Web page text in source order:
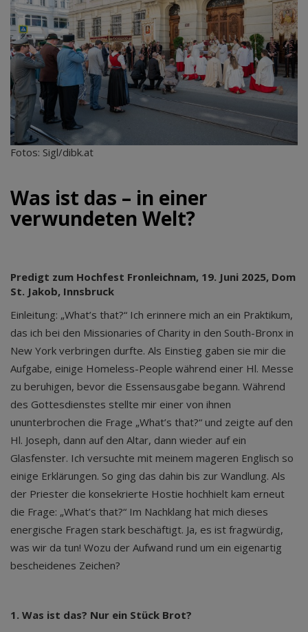
Fotos: Sigl/dibk.at
Was ist das – in einer
verwundeten Welt?
Predigt zum Hochfest Fronleichnam, 19. Juni 2025, Dom
St. Jakob, Innsbruck
Einleitung: „What’s that?“ Ich erinnere mich an ein Praktikum,
das ich bei den Missionaries of Charity in den South-Bronx in
New York verbringen durfte. Als Einstieg gaben sie mir die
Aufgabe, einige Homeless-People während einer Hl. Messe
zu beruhigen, bevor die Essensausgabe begann. Während
des Gottesdienstes stellte mir einer von ihnen
ununterbrochen die Frage „What’s that?“ und zeigte auf den
Hl. Joseph, dann auf den Altar, dann wieder auf ein
Glasfenster. Ich versuchte mit meinem mageren Englisch so
einige Erklärungen. So ging das dahin bis zur Wandlung. Als
der Priester die konsekrierte Hostie hochhielt kam erneut
die Frage: „What’s that?“ Im Nachklang hat mich dieses
energische Fragen stark beschäftigt. Ja, es ist fragwürdig,
was wir da tun! Wozu der Aufwand rund um ein eigenartig
bescheidenes Zeichen?
1. Was ist das? Nur ein Stück Brot?